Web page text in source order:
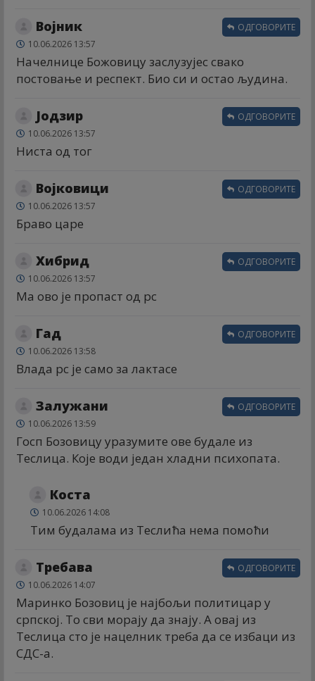
Војник
10.06.2026 13:57
Начелнице Божовицу заслузујес свако
постовање и респект. Био си и остао људина.
ОДГОВОРИТЕ
Јодзир
10.06.2026 13:57
Ниста од тог
ОДГОВОРИТЕ
Војковици
10.06.2026 13:57
Браво царе
ОДГОВОРИТЕ
Хибрид
10.06.2026 13:57
Ма ово је пропаст од рс
ОДГОВОРИТЕ
Гад
10.06.2026 13:58
Влада рс је само за лактасе
ОДГОВОРИТЕ
Залужани
10.06.2026 13:59
Госп Бозовицу уразумите ове будале из
Теслица. Које води један хладни психопата.
ОДГОВОРИТЕ
Коста
10.06.2026 14:08
Тим будалама из Теслића нема помоћи
Требава
10.06.2026 14:07
Маринко Бозовиц је најбољи политицар у
српској. То сви морају да знају. А овај из
Теслица сто је нацелник треба да се избаци из
СДС-а.
ОДГОВОРИТЕ